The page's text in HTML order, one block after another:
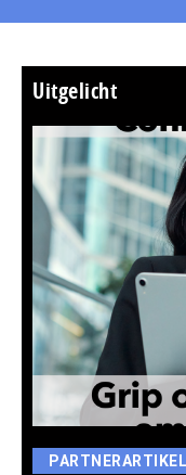
Uitgelicht
PARTNERARTIKEL